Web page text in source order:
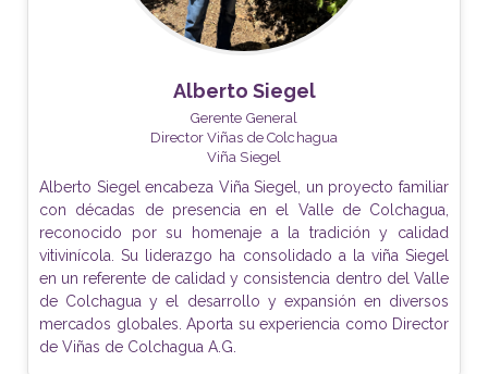
Alberto Siegel
Gerente General
Director Viñas de Colchagua
Viña Siegel
Alberto Siegel encabeza Viña Siegel, un proyecto familiar
con décadas de presencia en el Valle de Colchagua,
reconocido por su homenaje a la tradición y calidad
vitivinícola. Su liderazgo ha consolidado a la viña Siegel
en un referente de calidad y consistencia dentro del Valle
de Colchagua y el desarrollo y expansión en diversos
mercados globales. Aporta su experiencia como Director
de Viñas de Colchagua A.G.